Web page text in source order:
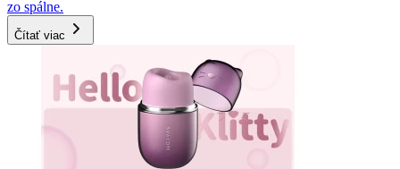
zo spálne.
Čítať viac